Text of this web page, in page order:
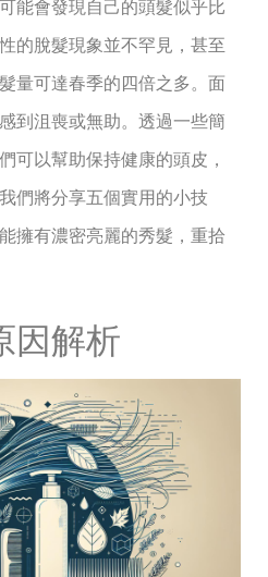
能會發現自己的頭髮似乎比
的脫髮現象並不罕見，甚至
量可達春季的四倍之多。面
到沮喪或無助。透過一些簡
可以幫助保持健康的頭皮，
們將分享五個實用的小技
擁有濃密亮麗的秀髮，重拾
因解析